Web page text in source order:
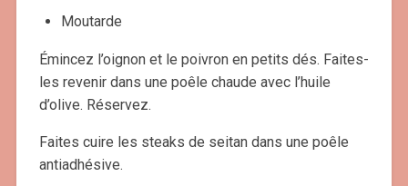
Moutarde
Émincez l’oignon et le poivron en petits dés. Faites-
les revenir dans une poêle chaude avec l’huile
d’olive. Réservez.
Faites cuire les steaks de seitan dans une poêle
antiadhésive.